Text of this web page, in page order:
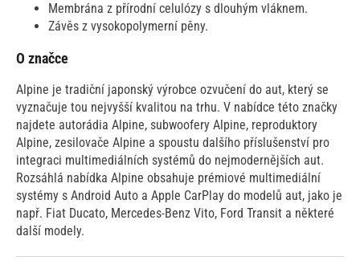
Membrána z přírodní celulózy s dlouhým vláknem.
Závěs z vysokopolymerní pěny.
O značce
Alpine je tradiční japonský výrobce ozvučení do aut, který se
vyznačuje tou nejvyšší kvalitou na trhu. V nabídce této značky
najdete autorádia Alpine, subwoofery Alpine, reproduktory
Alpine, zesilovače Alpine a spoustu dalšího příslušenství pro
integraci multimediálních systémů do nejmodernějších aut.
Rozsáhlá nabídka Alpine obsahuje prémiové multimediální
systémy s Android Auto a Apple CarPlay do modelů aut, jako je
např. Fiat Ducato, Mercedes-Benz Vito, Ford Transit a některé
další modely.